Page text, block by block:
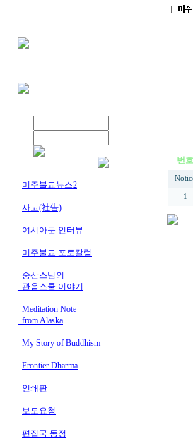
미주불교뉴스2
사고(社告)
여시아문 인터뷰
미주불교 포토칼럼
숭산스님의
_관음스쿨 이야기
Meditation Note
from Alaska
My Story of Buddhism
Frontier Dharma
인쇄판
보도요청
편집국 동정
번호
1